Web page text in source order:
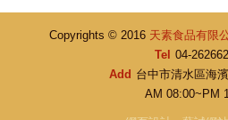
Copyrights © 2016 天素食品有限
Tel 04-
Add 台中市清水區海
AM 08:00~PM